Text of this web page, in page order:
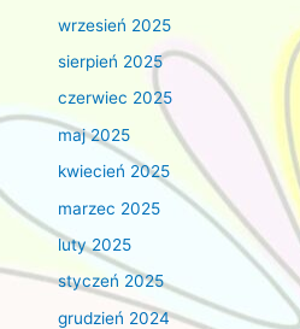
wrzesień 2025
sierpień 2025
czerwiec 2025
maj 2025
kwiecień 2025
marzec 2025
luty 2025
styczeń 2025
grudzień 2024